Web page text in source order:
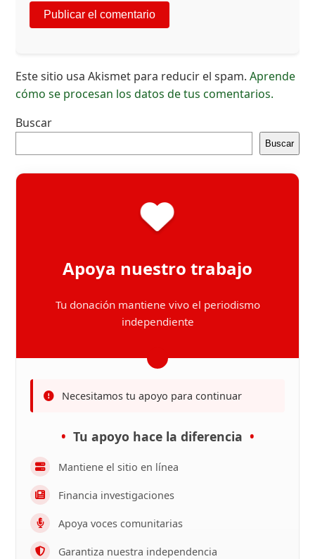
Este sitio usa Akismet para reducir el spam.Aprende
cómo se procesan los datos de tus comentarios.
Buscar
Buscar
Apoya nuestro trabajo
Tu donación mantiene vivo el periodismo
independiente
Necesitamos tu apoyo para continuar
Tu apoyo hace la diferencia
Mantiene el sitio en línea
Financia investigaciones
Apoya voces comunitarias
Garantiza nuestra independencia